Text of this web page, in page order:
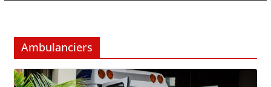
Ambulanciers